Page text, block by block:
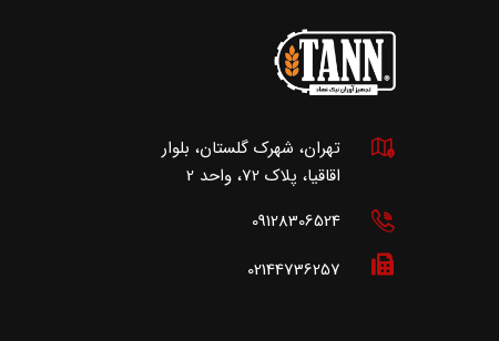
تهران، شهرک گلستان، بلوار
اقاقیا، پلاک 72، واحد 2
09128306524
02144736257